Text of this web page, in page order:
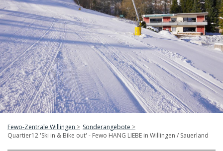
Fewo-Zentrale Willingen
Sonderangebote
Quartier12 'Ski in & Bike out' - Fewo HANG LIEBE in Willingen / Sauerland